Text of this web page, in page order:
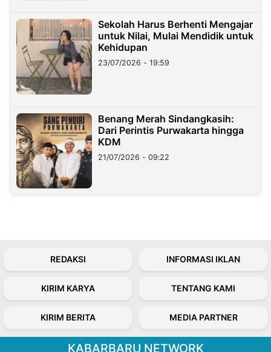
Sekolah Harus Berhenti Mengajar
untuk Nilai, Mulai Mendidik untuk
Kehidupan
23/07/2026 - 19:59
Benang Merah Sindangkasih:
Dari Perintis Purwakarta hingga
KDM
21/07/2026 - 09:22
REDAKSI INFORMASI IKLAN
KIRIM KARYA TENTANG KAMI
KIRIM BERITA MEDIA PARTNER
KABARBARU NETWORK